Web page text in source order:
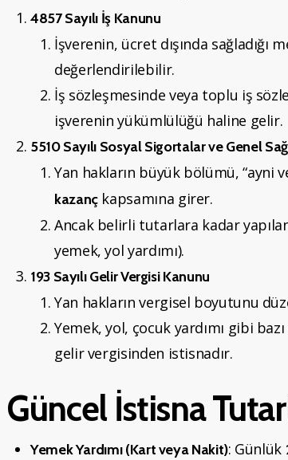
4857 Sayılı İş Kanunu
İşverenin, ücret dışında sağladığı
değerlendirilebilir.
İş sözleşmesinde veya toplu iş
işverenin yükümlülüğü haline gelir.
5510 Sayılı Sosyal Sigortalar ve Genel
Yan hakların büyük bölümü, “ayni
kazançkapsamına girer.
Ancak belirli tutarlara kadar
yemek, yol yardımı).
193 Sayılı Gelir Vergisi Kanunu
Yan hakların vergisel boyutunu
Yemek, yol, çocuk yardımı gibi
gelir vergisinden istisnadır.
Güncel İstisna
Yemek Yardımı (Kart veya Nakit): Günlük